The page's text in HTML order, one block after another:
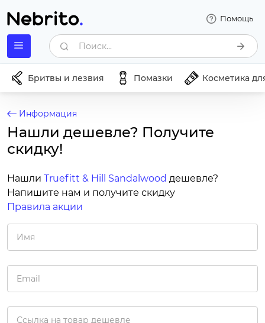
Помощь
Поиск...
Бритвы и лезвия Помазки Косметика
Информация
Нашли дешевле? Получите
скидку!
Нашли Truefitt & Hill Sandalwood дешевле?
Напишите нам и получите скидку
Правила акции
Имя
Email
Ссылка на товар дешевле